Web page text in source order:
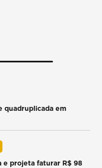
quadruplicada em
e projeta faturar R$ 98